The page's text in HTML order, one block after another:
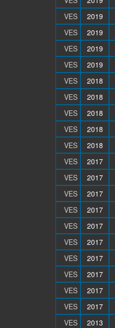
VES
2019
VES
2019
VES
2019
VES
2019
VES
2018
VES
2018
VES
2018
VES
2018
VES
2018
VES
2017
VES
2017
VES
2017
VES
2017
VES
2017
VES
2017
VES
2017
VES
2017
VES
2017
VES
2017
VES
2013